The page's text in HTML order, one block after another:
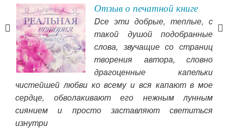
Отзыв о печатной книге
Dсе эти добрые, теплые, с
такой душой подобранные
слова, звучащие со страниц
творения автора, словно
драгоценные капельки
чистейшей любви ко всему и вся капают в мое
сердце, обволакивают его нежным лунным
сиянием и просто заставляют светиться
изнутри